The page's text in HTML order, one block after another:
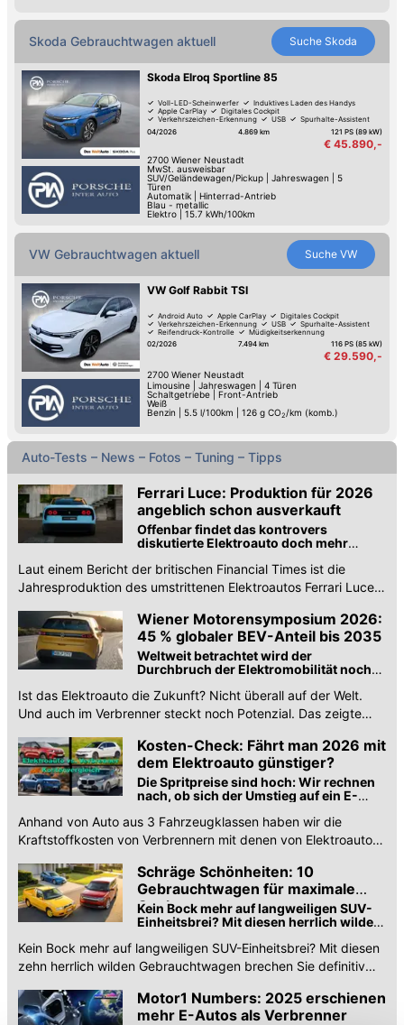
Skoda Gebrauchtwagen aktuell Suche Skoda
Skoda Elroq Sportline 85
Voll-LED-Scheinwerfer
Induktives Laden des Handys
Apple CarPlay
Digitales Cockpit
Verkehrszeichen-Erkennung
USB
Spurhalte-Assistent
Keyless Go
04/2026 4.869 km 121 PS (89 kW)
€ 45.890,-
2700 Wiener Neustadt
MwSt. ausweisbar
SUV/Geländewagen/Pickup| Jahreswagen
5
Türen
Automatik| Hinterrad-Antrieb
Blau - metallic
Elektro
15.7 kWh/100km
VW Gebrauchtwagen aktuell Suche VW
VW Golf Rabbit TSI
Android Auto Apple CarPlay
Digitales Cockpit
Verkehrszeichen-Erkennung
USB
Spurhalte-Assistent
Reifendruck-Kontrolle
Müdigkeitserkennung
02/2026
7.494 km 116 PS (85 kW)
€ 29.590,-
2700 Wiener Neustadt
Limousine| Jahreswagen
4 Türen
Schaltgetriebe| Front-Antrieb
Weiß
Benzin
5.5 l/100km 126 g CO2 /km (komb.)
Auto-Tests – News – Fotos – Tuning – Tipps
Ferrari Luce: Produktion für 2026
angeblich schon ausverkauft
Offenbar findet das kontrovers
diskutierte Elektroauto doch mehr
Laut einem Bericht der britischen Financial Times ist die
Jahresproduktion des umstrittenen Elektroautos Ferrari Luce
Wiener Motorensymposium 2026:
45 % globaler BEV-Anteil bis 2035
Weltweit betrachtet wird der
Durchbruch der Elektromobilität noch
Ist das Elektroauto die Zukunft? Nicht überall auf der Welt.
Und auch im Verbrenner steckt noch Potenzial. Das zeigte
Kosten-Check: Fährt man 2026 mit
dem Elektroauto günstiger?
Die Spritpreise sind hoch: Wir rechnen
nach, ob sich der Umstieg auf ein E-
lohnt.
Anhand von Auto aus 3 Fahrzeugklassen haben wir die
Kraftstoffkosten von Verbrennern mit denen von Elektroautos
Schräge Schönheiten: 10
Gebrauchtwagen für maximale
Coolness
Kein Bock mehr auf langweiligen SUV-
Einheitsbrei? Mit diesen herrlich wilden
aus
Kein Bock mehr auf langweiligen SUV-Einheitsbrei? Mit diesen
zehn herrlich wilden Gebrauchtwagen brechen Sie definitiv
Motor1 Numbers: 2025 erschienen
mehr E-Autos als Verbrenner